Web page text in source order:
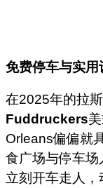
免费停车与实
在2025年的拉
Fuddruckers
Orleans偏偏就
食广场与停车
立刻开车走人，